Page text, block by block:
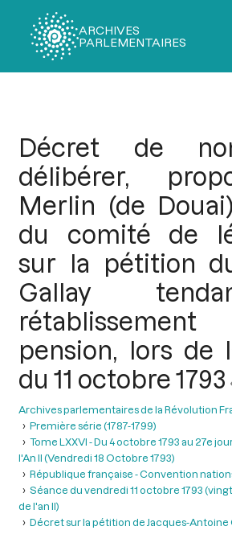
ARCHIVES
PARLEMENTAIRES
Décret de
délibérer,
Merlin (de
du comité de
sur la pétition
Gallay
pension, lors de
du 11 octobre 1793
Archives parlementaires de la Révolution
Première série (1787-1799)
Tome LXXVI - Du 4 octobre 1793 au 27e
l'An II (Vendredi 18 Octobre 1793)
République française - Convention
Séance du vendredi 11 octobre 1793
de l'an II)
Décret sur la pétition de Jacques-Antoine